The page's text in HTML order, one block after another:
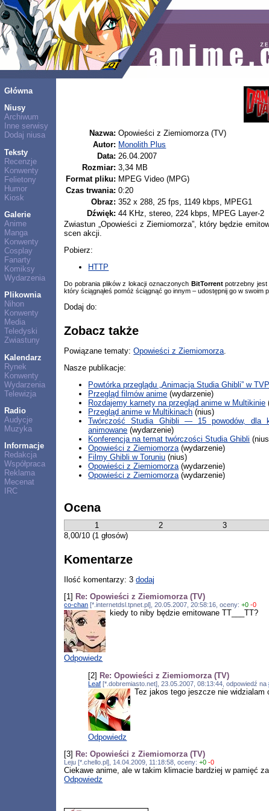
Główna
Niusy
Archiwum
Inne serwisy
Dodaj niusa
Teksty
Recenzje
Konwenty
Felietony
Humor
Kiosk
Galerie
Anime
Manga
Konwenty
Cosplay
Fanarty
Komiksy
Wydarzenia
Plikownia
Nihon
Konwenty
Media
Teledyski
Zwiastuny
Kalendarz
Rynek
Konwenty
Wydarzenia
Telewizja
Radio
Audycje
Muzyka
Informacje
Redakcja
Współpraca
Reklama
Mecenat
IRC
Nazwa: Opowieści z Ziemiomorza (TV)
Autor: Monolith Plus
Data: 26.04.2007
Rozmiar: 3,34 MB
Format pliku: MPEG Video (MPG)
Czas trwania: 0:20
Obraz: 352 x 288, 25 fps, 1149 kbps, MPEG1
Dźwięk: 44 KHz, stereo, 224 kbps, MPEG Layer-2
Zwiastun „Opowieści z Ziemiomorza”, który będzie
scen akcji.
Pobierz:
HTTP
Do pobrania plików z lokacji oznaczonych BitTorrentpotrzebny jest
który ściągnąłeś pomóż ściągnąć go innym – udostępnij go w swoim
Dodaj do:
Zobacz także
Powiązane tematy:Opowieści z Ziemiomorza
Nasze publikacje:
Powtórka przeglądu „Animacja Studia Ghibli” w
Przegląd filmów anime (wydarzenie)
Rozdajemy karnety na przegląd anime w Multikinie
Przegląd anime w Multikinach (nius)
Twórczość Studia Ghibli — 15 powodów, dla
animowane (wydarzenie)
Konferencja na temat twórczości Studia Ghibli
Opowieści z Ziemiomorza(wydarzenie)
Filmy Ghibli w Toruniu (nius)
Opowieści z Ziemiomorza(wydarzenie)
Opowieści z Ziemiomorza(wydarzenie)
Ocena
1 2 3
8,00/10 (1 głosów)
Komentarze
Ilość komentarzy: 3dodaj
[1] Re: Opowieści z Ziemiomorza (TV)
co-chan [*.internetdsl.tpnet.pl], 20.05.2007, 20:58:16, oceny:+0 -0
kiedy to niby będzie emitowane TT___TT?
Odpowiedz
[2] Re: Opowieści z Ziemiomorza (TV)
Leaf [*.dobremiasto.net], 23.05.2007, 08:13:44, odpowiedź na
Tez jakos tego jeszcze nie widzialam
Odpowiedz
[3] Re: Opowieści z Ziemiomorza (TV)
Leju [*.chello.pl], 14.04.2009, 11:18:58, oceny:+0 -0
Ciekawe anime, ale w takim klimacie bardziej w pamięć
Odpowiedz